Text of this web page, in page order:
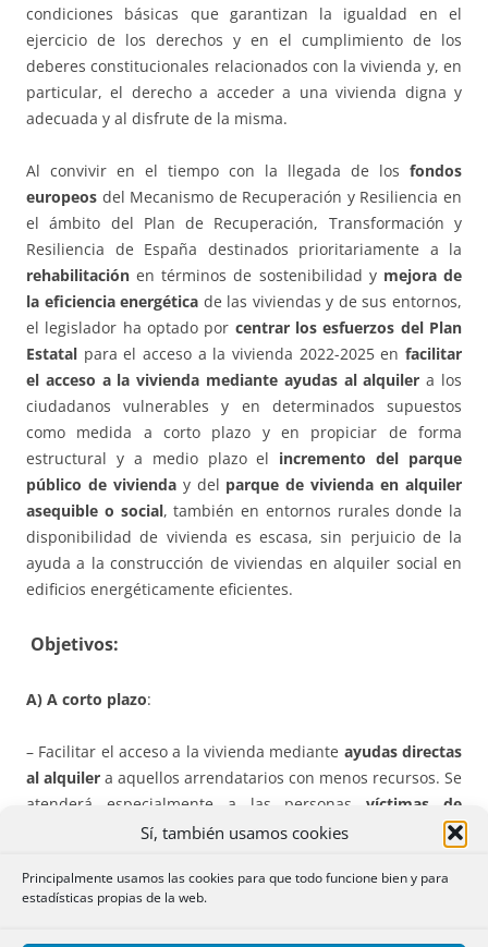
Sí, también usamos cookies
Principalmente usamos las cookies para que todo funcione bien y para
estadísticas propias de la web.
condiciones básicas que garantizan la igualdad en el
ejercicio de los derechos y en el cumplimiento de los
deberes constitucionales relacionados con la vivienda y, en
particular, el derecho a acceder a una vivienda digna y
adecuada y al disfrute de la misma.
Al convivir en el tiempo con la llegada de los fondos
europeos del Mecanismo de Recuperación y Resiliencia en
el ámbito del Plan de Recuperación, Transformación y
Resiliencia de España destinados prioritariamente a la
rehabilitación en términos de sostenibilidad y mejora de
la eficiencia energética de las viviendas y de sus entornos,
el legislador ha optado por centrar los esfuerzos del Plan
Estatal para el acceso a la vivienda 2022-2025 en facilitar
el acceso a la vivienda mediante ayudas al alquiler a los
ciudadanos vulnerables y en determinados supuestos
como medida a corto plazo y en propiciar de forma
estructural y a medio plazo el incremento del parque
público de vivienday del parque de vivienda en alquiler
asequible o social, también en entornos rurales donde la
disponibilidad de vivienda es escasa, sin perjuicio de la
ayuda a la construcción de viviendas en alquiler social en
edificios energéticamente eficientes.
Objetivos:
A) A corto plazo:
– Facilitar el acceso a la vivienda mediante ayudas directas
al alquiler a aquellos arrendatarios con menos recursos. Se
atenderá especialmente a las personasvíctimas de
violencia de género, las que han sido objeto de
desahucio
especialmente vulnerables.